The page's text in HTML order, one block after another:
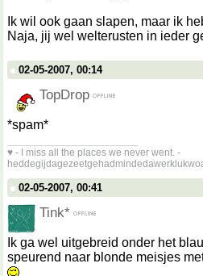
Ik wil ook gaan slapen, maar ik
Naja, jij wel welterusten in ieder
02-05-2007, 00:14
TopDrop
*spam*
♥ - I miss all the places we never went. -
02-05-2007, 00:41
Tink*
Ik ga wel uitgebreid onder het
speurend naar blonde meisjes